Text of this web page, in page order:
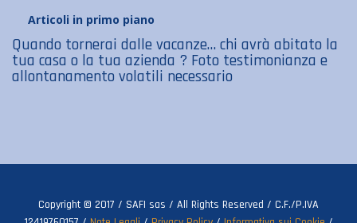
Articoli in primo piano
Quando tornerai dalle vacanze… chi avrà abitato la
tua casa o la tua azienda ? Foto testimonianza e
allontanamento volatili necessario
Copyright © 2017 / SAFI sas / All Rights Reserved / C.F./P.IVA